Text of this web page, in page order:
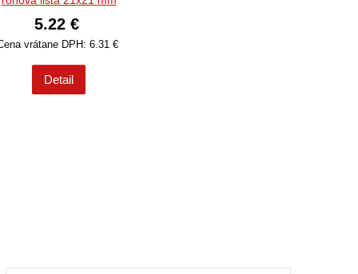
5.22 €
vrátane DPH: 6.31 €
Detail